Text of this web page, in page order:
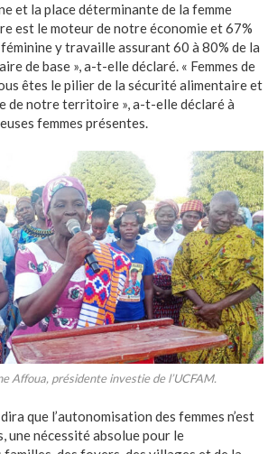
et la place déterminante de la femme
est le moteur de notre économie et 67%
y travaille assurant 60 à 80% de la
de base », a-t-elle déclaré. « Femmes de
êtes le pilier de la sécurité alimentaire et
de notre territoire », a-t-elle déclaré à
femmes présentes.
Affoua, présidente investie de l’UCFAM.
que l’autonomisation des femmes n’est
une nécessité absolue pour le